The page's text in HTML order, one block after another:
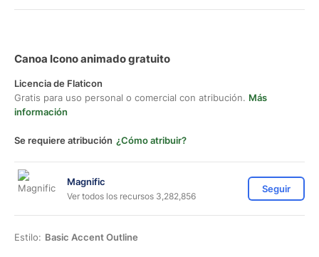
Canoa Icono animado gratuito
Licencia de Flaticon
Gratis para uso personal o comercial con atribución. Más
información
Se requiere atribución ¿Cómo atribuir?
Magnific
Ver todos los recursos 3,282,856
Seguir
Estilo: Basic Accent Outline